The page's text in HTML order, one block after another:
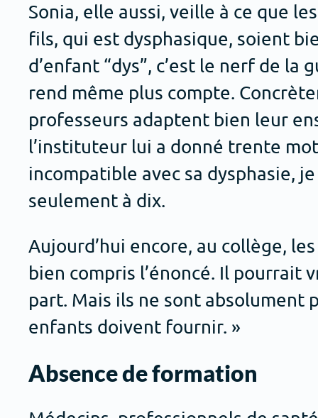
Sonia, elle aussi, veille à ce que
fils, qui est dysphasique, soient
d’enfant “dys”, c’est le nerf de la
rend même plus compte.
professeurs adaptent bien leur
l’instituteur lui a donné trente
incompatible avec sa dysphasie,
seulement à dix.
Aujourd’hui encore, au collège,
bien compris l’énoncé. Il pourrait
part. Mais ils ne sont absolument
enfants doivent fournir. »
Absence de formation